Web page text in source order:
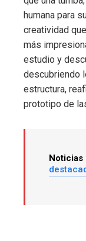
humana para
creatividad
más
estudio y
descubriendo
estructura,
prototipo de